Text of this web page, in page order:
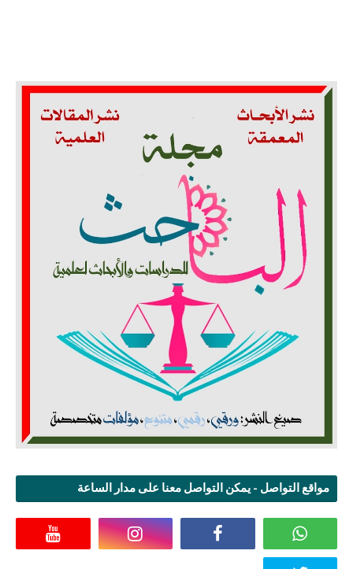
مواقع التواصل - يمكن التواصل معنا على مدار الساعة